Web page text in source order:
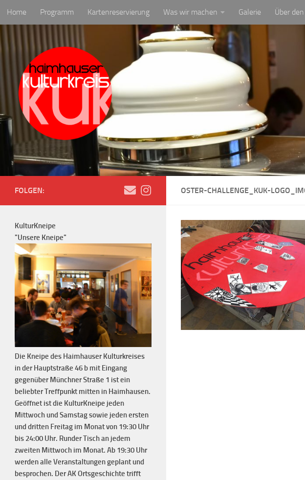
Zum Inhalt springen
Home Programm Kartenreservierung Was wir machen Galerie Über
OSTER-CHALLENGE_KUK-
FOLGEN:
KulturKneipe
"Unsere Kneipe"
Die Kneipe des Haimhauser Kulturkreises
in der Hauptstraße 46 b mit Eingang
gegenüber Münchner Straße 1 ist ein
beliebter Treffpunkt mitten in Haimhausen.
Geöffnet ist die KulturKneipe jeden
Mittwoch und Samstag sowie jeden ersten
und dritten Freitag im Monat von 19:30 Uhr
bis 24:00 Uhr. Runder Tisch an jedem
zweiten Mittwoch im Monat. Ab 19:30 Uhr
werden alle Veranstaltungen geplant und
besprochen. Der AK Ortsgeschichte trifft